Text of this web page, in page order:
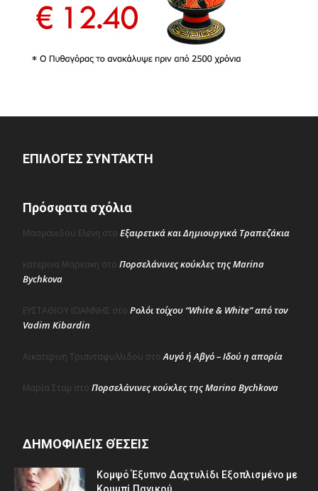
ΕΠΙΛΟΓΈΣ ΣΥΝΤΆΚΤΗ
Πρόσφατα σχόλια
Μασμανιδου Ελενη στο Εξαιρετικά και Δημιουργικά Τραπεζάκια
κατερινα Μαρκακη στο Πορσελάνινες κούκλες της Marina
Bychkova
ΕΥΣΤΑΘΙΟΥ ΙΩΑΝΝΗΣ στο Ρολόι τοίχου “White & White” από τον
Vadim Kibardin
Αικατερινη Τριανταφυλλιδου στοΑυγό ή Αβγό – Ιδού η απορία
Μαρία Σταμ στο Πορσελάνινες κούκλες της Marina Bychkova
ΔΗΜΟΦΙΛΕΊΣ ΘΈΣΕΙΣ
Κομψό Έξυπνο Δαχτυλίδι Εξοπλισμένο με